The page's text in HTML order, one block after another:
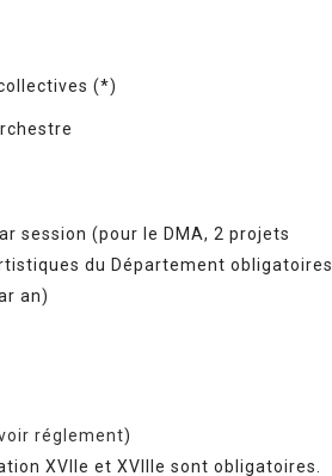
(*)
session (pour le DMA, 2 projets
du Département obligatoires
an)
réglement)
XVIIe et XVIIIe sont obligatoires.